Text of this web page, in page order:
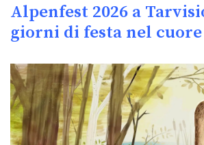
Alpenfest 2026 a
giorni di festa nel